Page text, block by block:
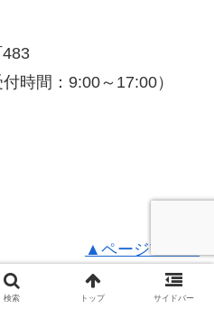
時間：9:00～17:00）
▲ページTOPへ
滋賀県彦根市
検索 トップ サイドバー